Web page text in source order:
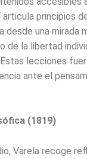
principios
una mirada
de la libertad
lecciones
ante el
(1819)
Varela recoge